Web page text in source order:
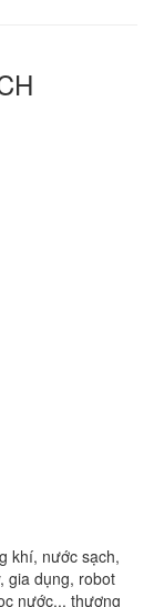
khí, nước sạch,
gia dụng, robot
nước... thương